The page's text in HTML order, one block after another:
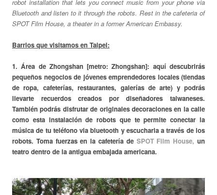
robot installation that lets you connect music from your phone via
Bluetooth and listen to it through the robots. Rest in the cafeteria of
SPOT Film House, a theater in a former American Embassy.
Barrios que visitamos en Taipei:
1. Área de Zhongshan [metro: Zhongshan]: aquí descubrirás
pequeños negocios de jóvenes emprendedores locales (tiendas
de ropa, cafeterías, restaurantes, galerías de arte) y podrás
llevarte recuerdos creados por diseñadores taiwaneses.
También podrás disfrutar de originales decoraciones en la calle
como esta instalación de robots que te permite conectar la
música de tu teléfono via bluetooth y escucharla a través de los
robots. Toma fuerzas en la cafetería de SPOT Film House,un
teatro dentro de la antigua embajada americana.